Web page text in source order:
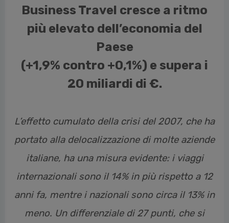
Business Travel cresce a ritmo
più elevato dell’economia del
Paese
(+1,9% contro +0,1%) e supera i
20 miliardi di €.
L’effetto cumulato della crisi del 2007, che ha
portato alla delocalizzazione di molte aziende
italiane, ha una misura evidente: i viaggi
internazionali sono il 14% in più rispetto a 12
anni fa, mentre i nazionali sono circa il 13% in
meno. Un differenziale di 27 punti, che si